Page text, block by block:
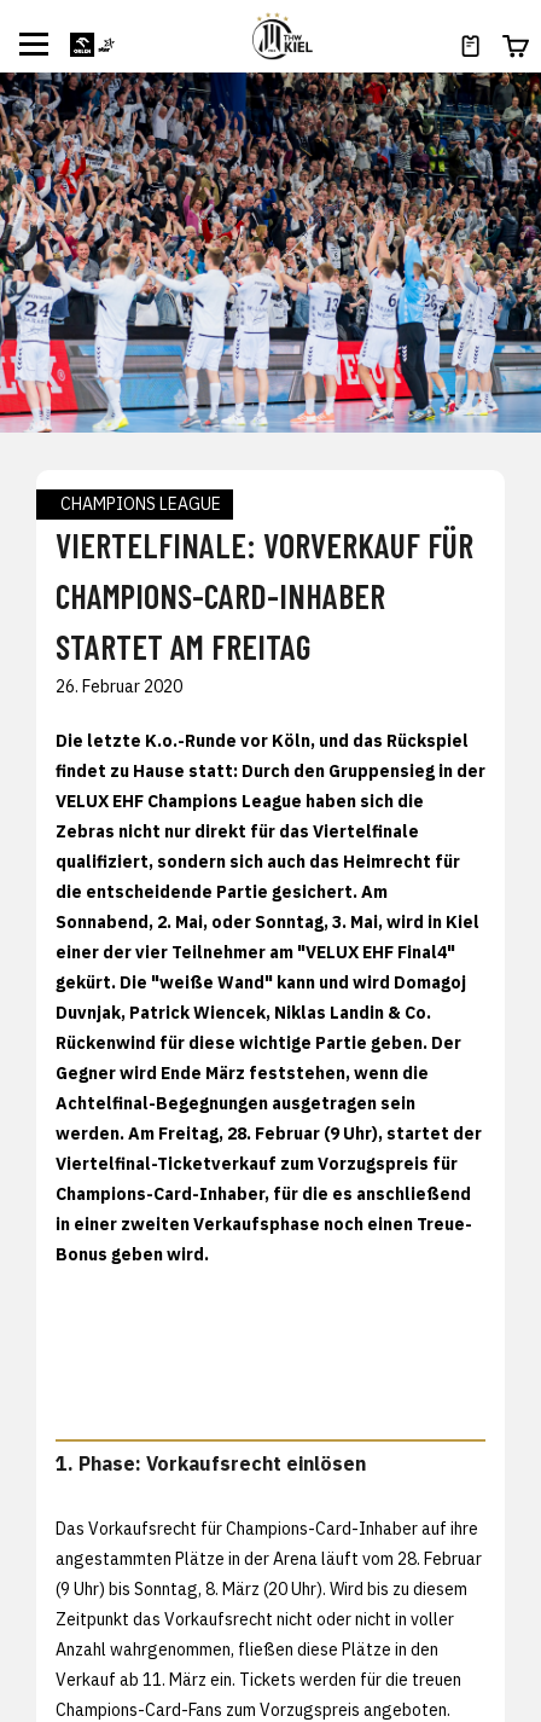
CHAMPIONS LEAGUE
VIERTELFINALE: VORVERKAUF FÜR
CHAMPIONS-CARD-INHABER
STARTET AM FREITAG
26. Februar 2020
Die letzte K.o.-Runde vor Köln, und das Rückspiel
findet zu Hause statt: Durch den Gruppensieg in der
VELUX EHF Champions League haben sich die
Zebras nicht nur direkt für das Viertelfinale
qualifiziert, sondern sich auch das Heimrecht für
die entscheidende Partie gesichert. Am
Sonnabend, 2. Mai, oder Sonntag, 3. Mai, wird in Kiel
einer der vier Teilnehmer am "VELUX EHF Final4"
gekürt. Die "weiße Wand" kann und wird Domagoj
Duvnjak, Patrick Wiencek, Niklas Landin & Co.
Rückenwind für diese wichtige Partie geben. Der
Gegner wird Ende März feststehen, wenn die
Achtelfinal-Begegnungen ausgetragen sein
werden. Am Freitag, 28. Februar (9 Uhr), startet der
Viertelfinal-Ticketverkauf zum Vorzugspreis für
Champions-Card-Inhaber, für die es anschließend
in einer zweiten Verkaufsphase noch einen Treue-
Bonus geben wird.
1. Phase: Vorkaufsrecht einlösen
Das Vorkaufsrecht für Champions-Card-Inhaber auf ihre
angestammten Plätze in der Arena läuft vom 28. Februar
(9 Uhr) bis Sonntag, 8. März (20 Uhr). Wird bis zu diesem
Zeitpunkt das Vorkaufsrecht nicht oder nicht in voller
Anzahl wahrgenommen, fließen diese Plätze in den
Verkauf ab 11. März ein. Tickets werden für die treuen
Champions-Card-Fans zum Vorzugspreis angeboten.